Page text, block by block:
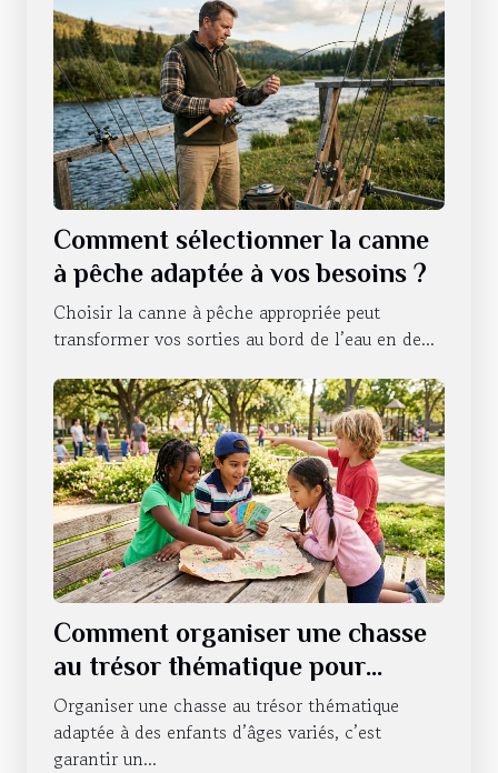
Comment sélectionner la canne
à pêche adaptée à vos besoins ?
Choisir la canne à pêche appropriée peut
transformer vos sorties au bord de l’eau en de...
Comment organiser une chasse
au trésor thématique pour
enfants de différents âges ?
Organiser une chasse au trésor thématique
adaptée à des enfants d’âges variés, c’est
garantir un...